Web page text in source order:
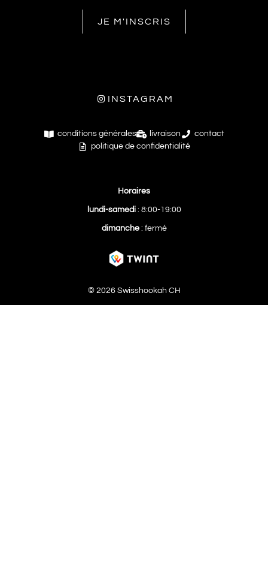
JE M'INSCRIS
INSTAGRAM
conditions générales livraison
contact
politique de confidentialité
Horaires
lundi-samedi: 8:00-19:00
dimanche: fermé
© 2026 Swisshookah CH